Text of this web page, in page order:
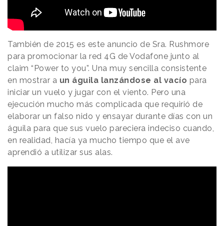
También de 2015 es este anuncio de Sra. Rushmore
para promocionar la red 4G de Vodafone junto al
claim “Power to you”. Una muy sencilla consistente
en mostrar a un águila lanzándose al vacío para
iniciar un vuelo y jugar con el viento. Pero una
ejecución mucho más complicada que requirió de
elaborar un falso nido y ensayar durante días con un
águila para que sus vuelo pareciera indeciso cuando,
en realidad, hacía ya mucho tiempo que el ave
aprendió a utilizar sus alas.